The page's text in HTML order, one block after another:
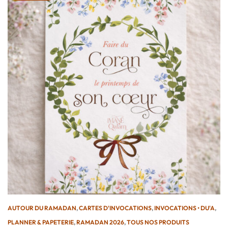
AUTOUR DU RAMADAN,CARTES D'INVOCATIONS,INVOCATIONS • DU'A,
PLANNER & PAPETERIE,RAMADAN 2026,TOUS NOS PRODUITS